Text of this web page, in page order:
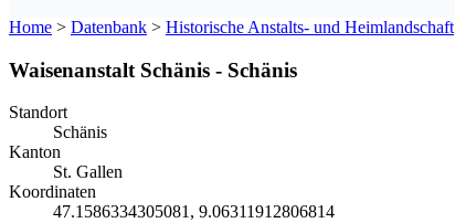
Home > Datenbank > Historische Anstalts- und Heimlandschaft
Waisenanstalt Schänis - Schänis
Standort
Schänis
Kanton
St. Gallen
Koordinaten
47.1586334305081, 9.06311912806814